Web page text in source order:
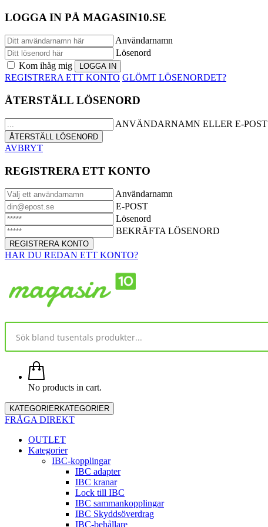
LOGGA IN PÅ MAGASIN10.SE
Användarnamn
Lösenord
Kom ihåg mig
REGISTRERA ETT KONTO GLÖMT LÖSENORDET?
ÅTERSTÄLL LÖSENORD
ANVÄNDARNAMN ELLER E-POST
AVBRYT
REGISTRERA ETT KONTO
Användarnamn
E-POST
Lösenord
BEKRÄFTA LÖSENORD
HAR DU REDAN ETT KONTO?
No products in cart.
KATEGORIERKATEGORIER
FRÅGA DIREKT
OUTLET
Kategorier
IBC-kopplingar
IBC adapter
IBC kranar
Lock till IBC
IBC sammankopplingar
IBC Skyddsöverdrag
IBC-behållare